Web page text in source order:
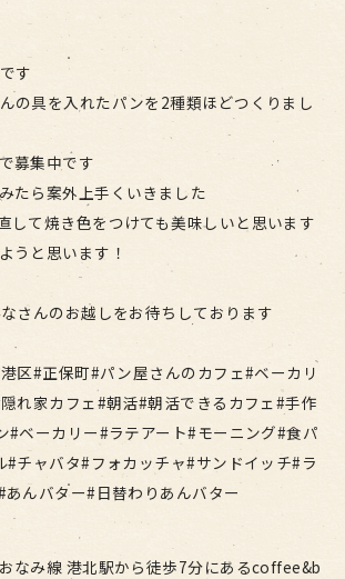
す
の具を入れたパンを2種類ほどつくりまし
募集中です
たら案外上手くいきました
して焼き色をつけても美味しいと思います
うと思います！
さんのお越しをお待ちしております
区#正保町#パン屋さんのカフェ#ベーカリ
れ家カフェ#朝活#朝活できるカフェ#手作
#ベーカリー#ラテアート#モーニング#食パ
#チャバタ#フォカッチャ#サンドイッチ#ラ
あんバター#日替わりあんバター
なみ線 港北駅から徒歩7分にあるcoffee&b